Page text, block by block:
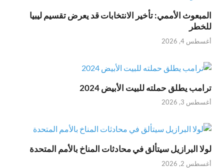
المبعوث الأممي: تأخير الانتخابات قد يعرض تقسيم ليبيا
للخطر
أغسطس 4, 2026
ترامب يطلق حملته للبيت الأبيض 2024
أغسطس 3, 2026
لولا البرازيل سيتألق في محادثات المناخ بالأمم المتحدة
أغسطس 2, 2026